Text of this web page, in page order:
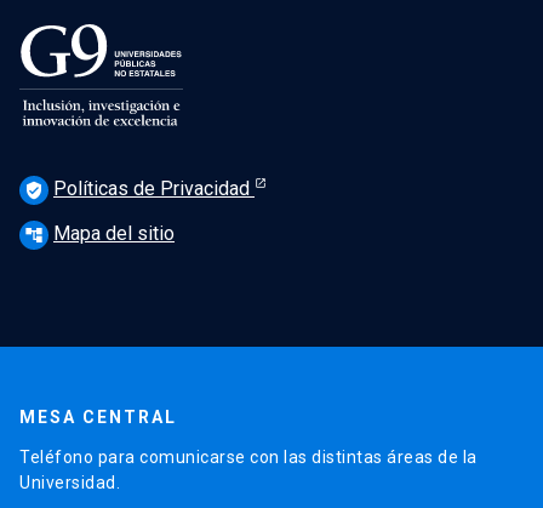
verified_user Políticas de Privacidad
account_tree Mapa del sitio
MESA CENTRAL
Teléfono para comunicarse con las distintas áreas de la
Universidad.